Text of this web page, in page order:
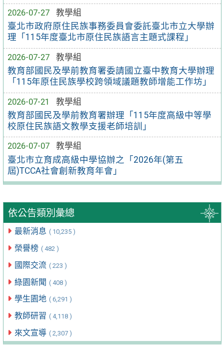
2026-07-27
教學組
臺北市政府原住民族事務委員會委託臺北市立大學辦
理「115年度臺北市原住民族語言主題式課程」
2026-07-27
教學組
教育部國民及學前教育署委請國立臺中教育大學辦理
「115年原住民族學校跨領域議題教師增能工作坊」
2026-07-21
教學組
教育部國民及學前教育署辦理「115年度高級中等學
校原住民族語文教學支援老師培訓」
2026-07-07
教學組
臺北市立育成高級中學協辦之「2026年(第五
屆)TCCA社會創新教育年會」
依公告類別彙總
最新消息 ( 10,235 )
榮譽榜 ( 482 )
國際交流 ( 223 )
綠園新聞 ( 408 )
學生園地 ( 6,291 )
教師研習 ( 4,118 )
來文宣導 ( 2,307 )